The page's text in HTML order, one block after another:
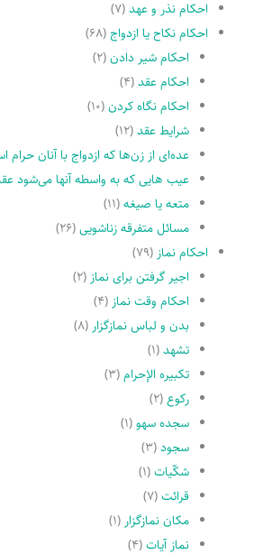
احکام نذر و عهد(۷)
احکام نکاح یا ازدواج(۶۸)
احکام شیر دادن(۲)
احکام عقد(۴)
احکام نگاه کردن(۱۰)
شرایط عقد(۱۲)
عده‌اى از زن‌ها که ازدواج با آنان حرام
عیب هایى که به واسطه آنها مى‌شود
متعه یا صیغه(۱۱)
مسائل متفرقه زناشویى(۲۶)
احکام نماز (۷۹)
اجیر گرفتن براى نماز (۲)
احکام وقت نماز (۴)
بدن و لباس نمازگزار (۸)
تشهد(۱)
تکبیره الإحرام(۳)
رکوع(۲)
سجده سهو(۱)
سجود(۳)
شکّیات(۱)
قرائت(۷)
مکان نمازگزار (۱)
نماز آیات(۴)